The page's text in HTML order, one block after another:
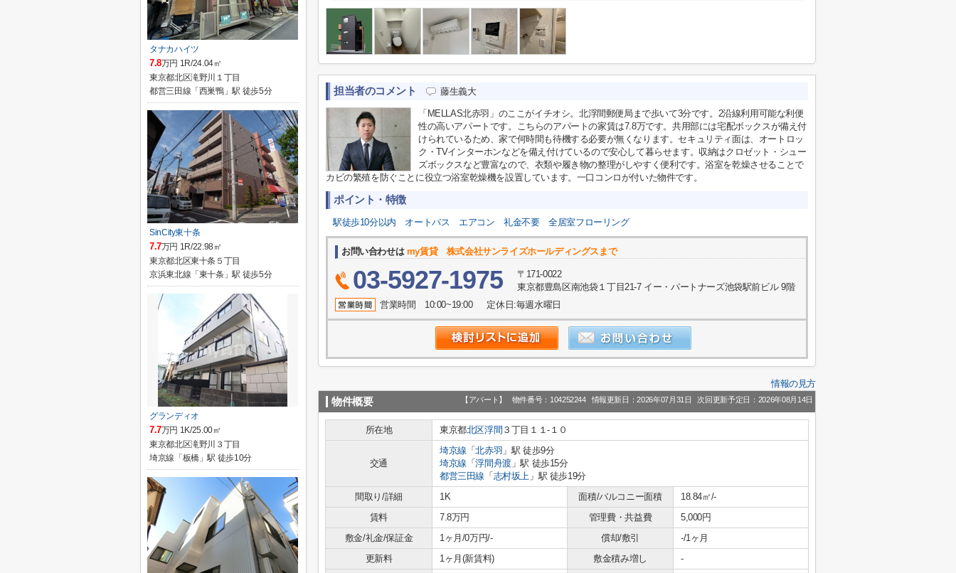
担当者のコメント 藤生義大
「MELLAS北赤羽」のここがイチオシ。北浮間郵便局まで歩いて3分です。2沿線利用可能な利便
性の高いアパートです。こちらのアパートの家賃は7.8万です。共用部には宅配ボックスが備え付
けられているため、家で何時間も待機する必要が無くなります。セキュリティ面は、オートロッ
ク・TVインターホンなどを備え付けているので安心して暮らせます。収納はクロゼット・シュー
ズボックスなど豊富なので、衣類や履き物の整理がしやすく便利です。浴室を乾燥させることで
カビの繁殖を防ぐことに役立つ浴室乾燥機を設置しています。一口コンロが付いた物件です。
ポイント・特徴
駅徒歩10分以内 オートバス エアコン 礼金不要 全居室フローリング
お問い合わせは my賃貸 株式会社サンライズホールディングスまで
03-5927-1975
〒171-0022
東京都豊島区南池袋１丁目21-7 イー・パートナーズ池袋駅前ビル 9階
営業時間 10:00~19:00 定休日:毎週水曜日
情報の見方
物件概要 【アパート】 物件番号：104252244 情報更新日：2026年07月31日 次回更新予定日：2026年08月14日
所在地 東京都北区浮間 ３丁目１１-１０
交通
埼京線 「北赤羽 」駅 徒歩9分
埼京線 「浮間舟渡」駅 徒歩15分
都営三田線 「 志村坂上 」駅 徒歩19分
間取り/詳細
1K 面積/バルコニー面積
18.84㎡/-
賃料
7.8万円 管理費・共益費
5,000円
敷金/礼金/保証金
1ヶ月/0万円/- 償却/敷引
-/1ヶ月
更新料
1ヶ月(新賃料) 敷金積み増し
-
タナカハイツ
7.8万円 1R/24.04㎡
東京都北区滝野川１丁目
都営三田線「西巣鴨」駅 徒歩5分
SinCity東十条
7.7万円 1R/22.98㎡
東京都北区東十条５丁目
京浜東北線「東十条」駅 徒歩5分
グランディオ
7.7万円 1K/25.00㎡
東京都北区滝野川３丁目
埼京線「板橋」駅 徒歩10分